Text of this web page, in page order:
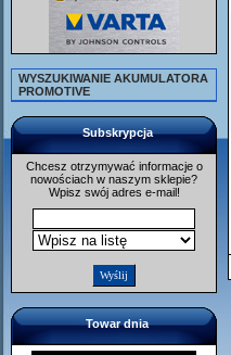
WYSZUKIWANIE AKUMULATORA
PROMOTIVE
Subskrypcja
Chcesz otrzymywać informacje o
nowościach w naszym sklepie?
Wpisz swój adres e-mail!
Towar dnia